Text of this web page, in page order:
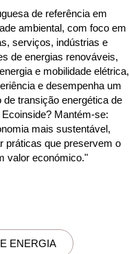
de referência em
ambiental, com foco em
serviços, indústrias e
de energias renováveis,
e mobilidade elétrica,
e desempenha um
transição energética de
Mantém-se:
mais sustentável,
práticas que preservem o
valor económico."
ENERGIA